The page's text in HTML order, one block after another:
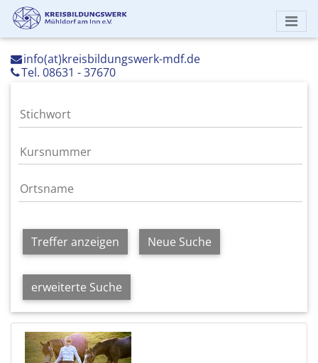
info(at)kreisbildungswerk-mdf.de
Tel. 08631 - 37670
Treffer anzeigen Neue Suche
erweiterte Suche